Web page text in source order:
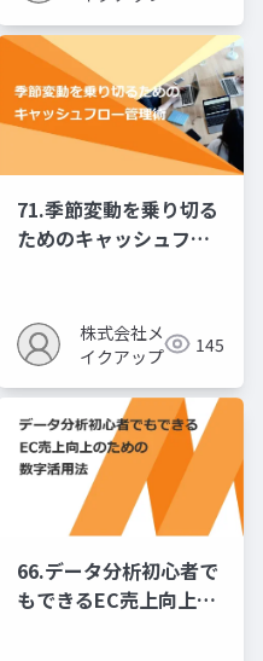
71.季節変動を乗り切る
ためのキャッシュフロ
株式会社メ
イクアップ
145
66.データ分析初心者で
もできるEC売上向上の